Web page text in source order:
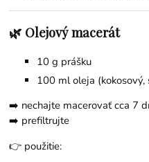
🌿 Olejový macerát
10 g prášku
100 ml oleja (kokosový,
➡️ nechajte macerovať cca 7
➡️ prefiltrujte
👉 použitie: